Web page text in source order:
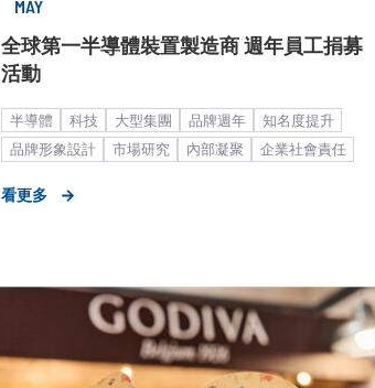
MAY
全球第一半導體裝置製造商 週年員工捐募
活動
半導體 科技 大型集團 品牌週年
知名度提升
品牌形象設計
市場研究 內部凝聚
企業社會責任
品牌內部溝通
看更多